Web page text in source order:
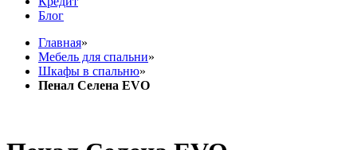
Блог
Главная»
Мебель для спальни»
Шкафы в спальню»
Пенал Селена EVO